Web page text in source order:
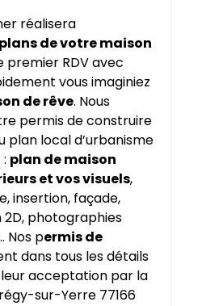
réalisera
de votre maison
premier RDV avec
vous imaginiez
de rêve. Nous
permis de construire
plan local d’urbanisme
plan de maison
et vos visuels,
insertion, façade,
photographies
Nos permis de
dans tous les détails
leur acceptation par la
sur-Yerre 77166